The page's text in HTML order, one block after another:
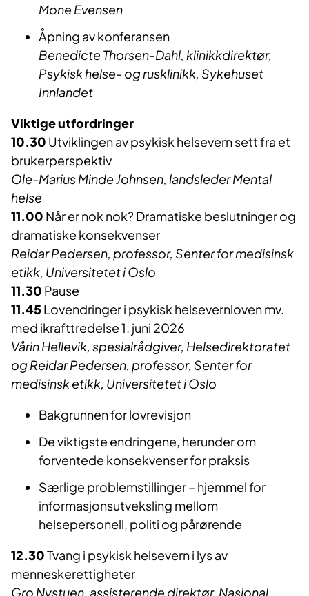
Mone Evensen
Åpning av konferansen
Benedicte Thorsen-Dahl, klinikkdirektør,
Psykisk helse- og rusklinikk, Sykehuset
Innlandet
Viktige utfordringer
10.30 Utviklingen av psykisk helsevern sett fra et
brukerperspektiv
Ole-Marius Minde Johnsen, landsleder Mental
helse
11.00 Når er nok nok? Dramatiske beslutninger og
dramatiske konsekvenser
Reidar Pedersen, professor, Senter for medisinsk
etikk, Universitetet i Oslo
11.30 Pause
11.45Lovendringer i psykisk helsevernloven mv.
med ikrafttredelse 1. juni 2026
Vårin Hellevik, spesialrådgiver, Helsedirektoratet
og Reidar Pedersen, professor, Senter for
medisinsk etikk, Universitetet i Oslo
Bakgrunnen for lovrevisjon
De viktigste endringene, herunder om
forventede konsekvenser for praksis
Særlige problemstillinger – hjemmel for
informasjonsutveksling mellom
helsepersonell, politi og pårørende
12.30Tvang i psykisk helsevern i lys av
menneskerettigheter
Gro Nystuen, assisterende direktør, Nasjonal